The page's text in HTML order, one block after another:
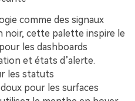
comme des signaux
noir, cette palette inspire le
les dashboards
et états d’alerte.
les statuts
pour les surfaces